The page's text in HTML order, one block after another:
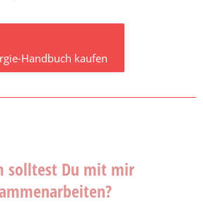
Handbuch kaufen
solltest Du mit mir